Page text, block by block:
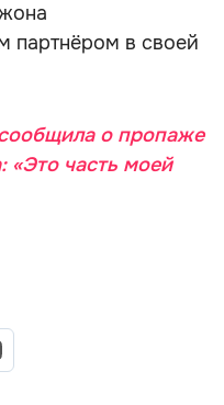
партнёром в своей
о пропаже
«Это часть моей